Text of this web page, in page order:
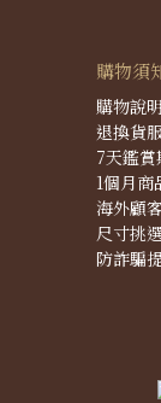
購物須
購物說明
退換貨
7天鑑賞
1個月商
海外顧
尺寸挑
防詐騙